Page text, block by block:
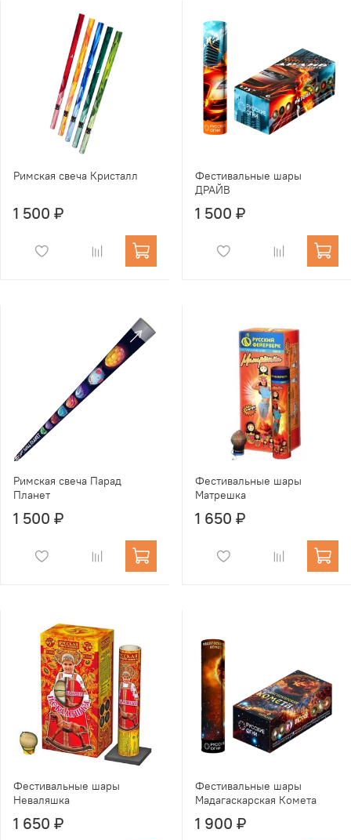
Римская свеча Кристалл
1 500 ₽
Фестивальные шары
ДРАЙВ
1 500 ₽
Римская свеча Парад
Планет
1 500 ₽
Фестивальные шары
Матрешка
1 650 ₽
Фестивальные шары
Неваляшка
1 650 ₽
Фестивальные шары
Мадагаскарская Комета
1 900 ₽